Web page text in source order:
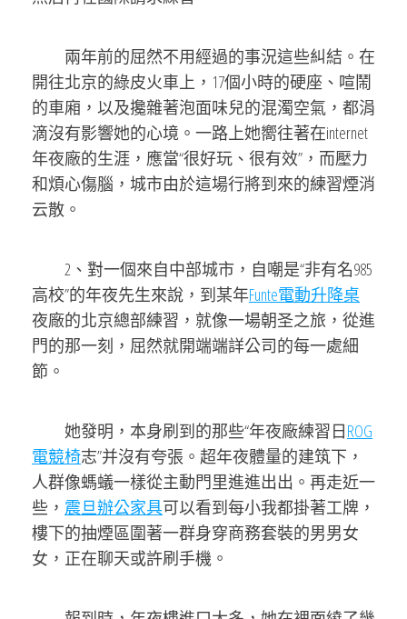
兩年前的屈然不用經過的事況這些糾結。在
開往北京的綠皮火車上，17個小時的硬座、喧鬧
的車廂，以及攙雜著泡面味兒的混濁空氣，都涓
滴沒有影響她的心境。一路上她嚮往著在internet
年夜廠的生涯，應當“很好玩、很有效”，而壓力
和煩心傷腦，城市由於這場行將到來的練習煙消
云散。
2、對一個來自中部城市，自嘲是“非有名985
高校”的年夜先生來說，到某年Funte電動升降桌
夜廠的北京總部練習，就像一場朝圣之旅，從進
門的那一刻，屈然就開端端詳公司的每一處細
節。
她發明，本身刷到的那些“年夜廠練習日ROG
電競椅志”并沒有夸張。超年夜體量的建筑下，
人群像螞蟻一樣從主動門里進進出出。再走近一
些， 震旦辦公家具可以看到每小我都掛著工牌，
樓下的抽煙區圍著一群身穿商務套裝的男男女
女，正在聊天或許刷手機。